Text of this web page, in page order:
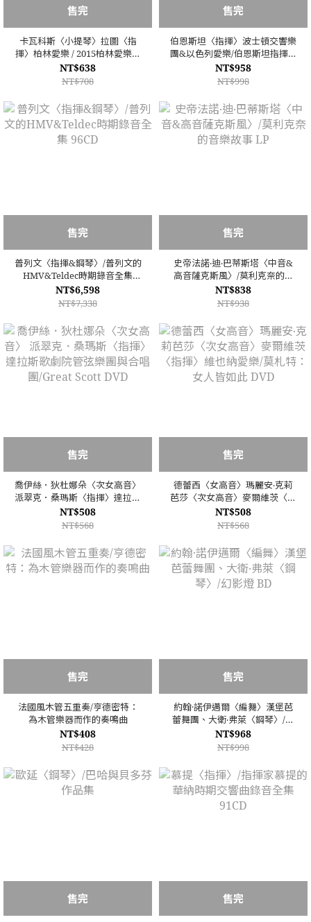
售完
卡瓦科斯〈小提琴〉拉圖〈指
揮〉柏林愛樂 / 2015柏林愛樂歐
洲音樂會─雅典 DVD
NT$638
NT$708
售完
伯恩斯坦〈指揮〉波士頓交響樂
團&以色列愛樂/伯恩斯坦指揮布
拉姆斯第一至四號交響曲 2DVD
NT$958
NT$998
售完
普列文〈指揮&鋼琴〉/普列文的
HMV&Teldec時期錄音全集
96CD
NT$6,598
NT$7,338
售完
史帝法諾‧迪‧巴蒂斯塔〈中音&
高音薩克斯風〉/莫利克奈的音
樂故事 LP
NT$838
NT$938
售完
喬伊絲．狄杜娜朵〈次女高音〉
派翠克．桑瑪斯〈指揮〉達拉斯
歌劇院管弦樂團與合唱團/Great
Scott DVD
NT$508
NT$568
售完
德蕾西〈女高音〉瑪麗安‧克莉
芭莎〈次女高音〉麥爾維茨〈指
揮〉維也納愛樂/莫札特：女人
皆如此 DVD
NT$508
NT$568
售完
法國風木管五重奏/亨德密特：
為木管樂器而作的奏鳴曲
NT$408
NT$428
售完
約翰·諾伊邁爾〈編舞〉漢堡芭
蕾舞團、大衛‧弗萊〈鋼琴〉/幻
影燈 BD
NT$968
NT$998
售完 售完